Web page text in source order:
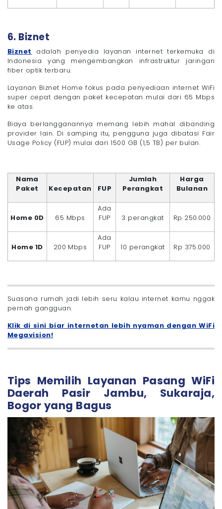
6. Biznet
Biznet adalah penyedia layanan internet terkemuka di
Indonesia yang mengembangkan infrastruktur jaringan
fiber optik terbaru.
Layanan Biznet Home fokus pada penyediaan internet WiFi
super cepat dengan paket kecepatan mulai dari 65 Mbps
ke atas.
Biaya berlangganannya memang lebih mahal dibanding
provider lain. Di samping itu, pengguna juga dibatasi Fair
Usage Policy (FUP) mulai dari 1500 GB (1,5 TB) per bulan.
Nama
Paket
Kecepatan FUP
Jumlah
Perangkat
Harga
Bulanan
Home 0D 65 Mbps
Ada
FUP
3 perangkat Rp 250.000
Home 1D 200 Mbps
Ada
FUP
10 perangkat Rp 375.000
Suasana rumah jadi lebih seru kalau internet kamu nggak
pernah gangguan.
Klik di sini biar internetan lebih nyaman dengan WiFi
Megavision!
Tips Memilih Layanan Pasang WiFi
Daerah Pasir Jambu, Sukaraja,
Bogor yang Bagus